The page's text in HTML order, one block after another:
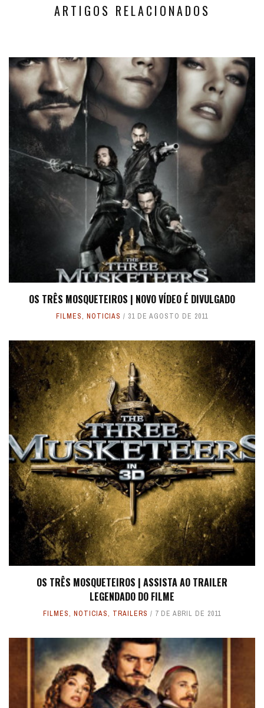
ARTIGOS RELACIONADOS
OS TRÊS MOSQUETEIROS | NOVO VÍDEO É DIVULGADO
FILMES, NOTICIAS 31 DE AGOSTO DE 2011
OS TRÊS MOSQUETEIROS | ASSISTA AO TRAILER
LEGENDADO DO FILME
FILMES, NOTICIAS, TRAILERS 7 DE ABRIL DE 2011